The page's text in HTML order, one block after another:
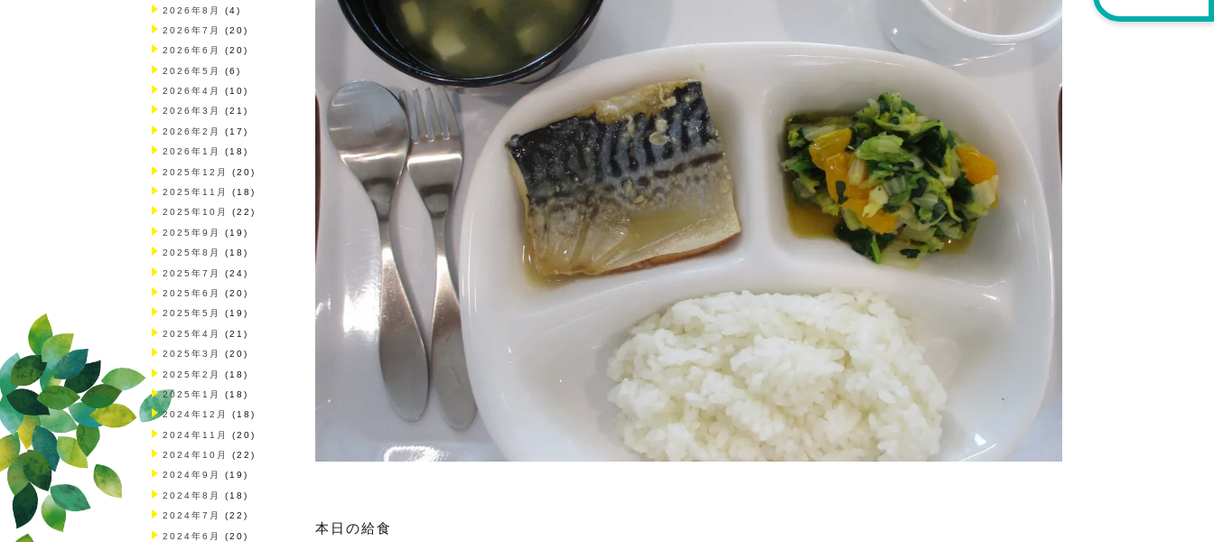
本日の給食
2026年8月 (4)
2026年7月 (20)
2026年6月 (20)
2026年5月 (6)
2026年4月 (10)
2026年3月 (21)
2026年2月 (17)
2026年1月 (18)
2025年12月 (20)
2025年11月 (18)
2025年10月 (22)
2025年9月 (19)
2025年8月 (18)
2025年7月 (24)
2025年6月 (20)
2025年5月 (19)
2025年4月 (21)
2025年3月 (20)
2025年2月 (18)
2025年1月 (18)
2024年12月 (18)
2024年11月 (20)
2024年10月 (22)
2024年9月 (19)
2024年8月 (18)
2024年7月 (22)
2024年6月 (20)